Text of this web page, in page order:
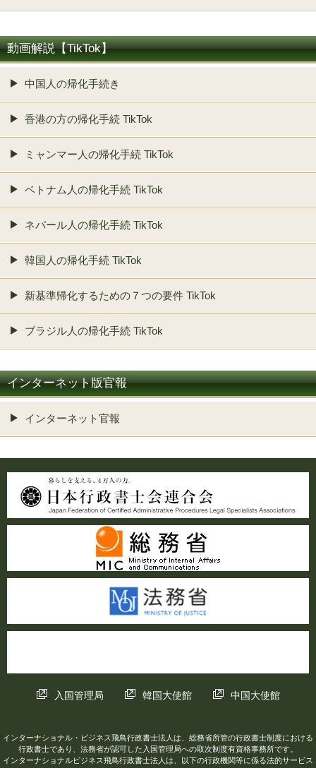
動画解説【TikTok】
中国人の帰化手続き
香港の方の帰化手続 TikTok
ミャンマー人の帰化手続 TikTok
ベトナム人の帰化手続 TikTok
ネパール人の帰化手続 TikTok
韓国人の帰化手続 TikTok
新基準帰化するための７つの要件 TikTok
ブラジル人の帰化手続 TikTok
インターネット版官報
インターネット官報
入国管理局 韓国大使館 中国大使館
インターナショナル・ビジネス飛鳥行政書士法人は、総務省所管の行政書士制度における
行政書士であり、法務省が認可した入国管理局への取次制度有資格事務所です。
インターナショナルビジネス飛鳥行政書士法人は、以下の行政機関等に係る法的サービス